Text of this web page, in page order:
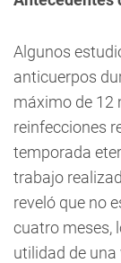
Algunos
anticuerpos
máximo de 12
reinfecciones
temporada
trabajo
reveló que no
cuatro meses,
utilidad de una